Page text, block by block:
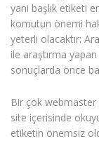
yani başlık etiketi
komutun önemi
yeterli olacaktır:
ile araştırma
sonuçlarda önce
Bir çok
site içerisinde
etiketin önemsiz